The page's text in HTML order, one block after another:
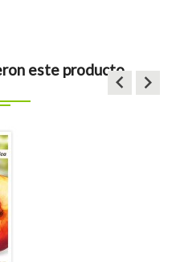
este producto
keyboard_arrow_left keyboard_arrow_right